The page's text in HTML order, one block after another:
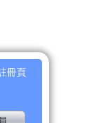
冊頁